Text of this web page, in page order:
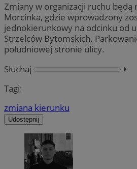
Zmiany w organizacji ruchu będą
Morcinka, gdzie wprowadzony
jednokierunkowy na odcinku od
Strzelców Bytomskich.
południowej stronie ulicy.
Słuchaj
⏵︎
Tagi:
zmiana kierunku
Udostępnij